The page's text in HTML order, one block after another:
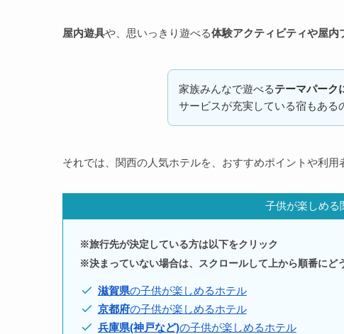
屋内遊具や、思いっきり遊べる体験アクティビティや屋内
家族みんなで遊べるテーマパーク
サービスが充実している宿もある
それでは、関西の人気ホテルを、おすすめポイントや利用
子供が楽しめる
※旅行先が決定している方は以下をクリック
※決まっていない場合は、スクロールして上から順番にど
滋賀県の子供が楽しめるホテル
京都府の子供が楽しめるホテル
兵庫県(神戸など)の子供が楽しめるホテル